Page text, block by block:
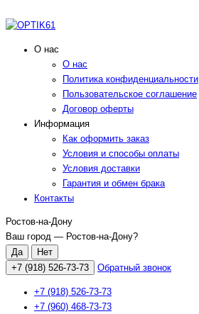
О нас
О нас
Политика конфиденциальности
Пользовательское соглашение
Договор оферты
Информация
Как оформить заказ
Условия и способы оплаты
Условия доставки
Гарантия и обмен брака
Контакты
Ростов-на-Дону
Ваш город — Ростов-на-Дону?
+7 (918) 526-73-73 Обратный звонок
+7 (918) 526-73-73
+7 (960) 468-73-73